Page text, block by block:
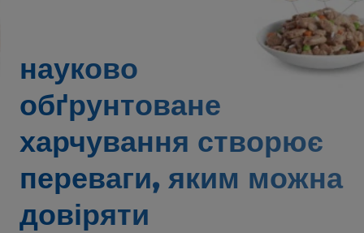
науково
обґрунтоване
харчування створює
переваги, яким можна
довіряти